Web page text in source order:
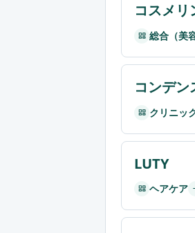
コスメリ
総合（美
コンデ
クリニッ
LUTY
ヘアケア